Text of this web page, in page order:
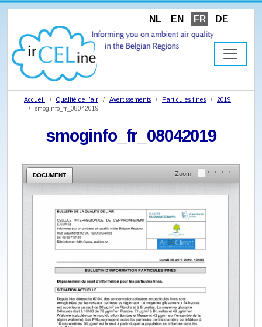
NL EN FR DE
Accueil Qualité de l'air Avertissements Particules fines
2019
smoginfo_fr_08042019
smoginfo_fr_08042019
DOCUMENT Zoom